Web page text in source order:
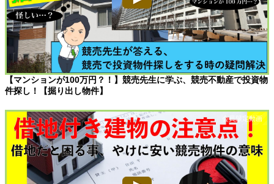
【マンションが100万円？！】競売先生に学ぶ、競売不動産で投資物
件探し！【掘り出し物件】